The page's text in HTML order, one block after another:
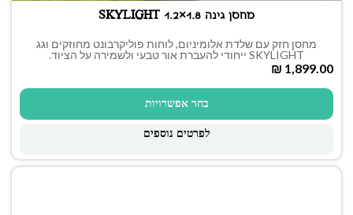
מחסן גינה SKYLIGHT 1.2×1.8
מחסן חזק עם שלדת אלומיניום, לוחות פוליקרבונט מחוזקים וגג
SKYLIGHT ייחודי להעברת אור טבעי ולשמירה על הציוד.
₪
בחר אפשרויות
לפרטים נוספים